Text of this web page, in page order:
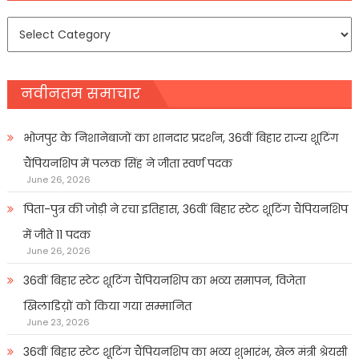
नवीनतम समाचार
भोजपुर के निशानेबाजों का शानदार प्रदर्शन, 36वीं बिहार राज्य शूटिंग
चैंपियनशिप में पलक सिंह ने जीता स्वर्ण पदक
June 26, 2026
पिता-पुत्र की जोड़ी ने रचा इतिहास, 36वीं बिहार स्टेट शूटिंग चैंपियनशिप
में जीते 11 पदक
June 26, 2026
36वीं बिहार स्टेट शूटिंग चैंपियनशिप का भव्य समापन, विजेता
खिलाडिय़ों को किया गया सम्मानित
June 23, 2026
36वीं बिहार स्टेट शूटिंग चैंपियनशिप का भव्य शुभारंभ, खेल मंत्री श्रेयसी